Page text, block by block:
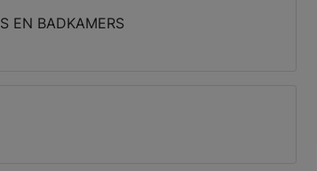
EN BADKAMERS